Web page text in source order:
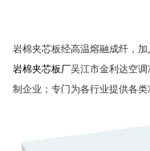
岩棉夹芯板经高温熔融成纤，
岩棉夹芯板厂吴江市金利达空
制企业；专门为各行业提供各